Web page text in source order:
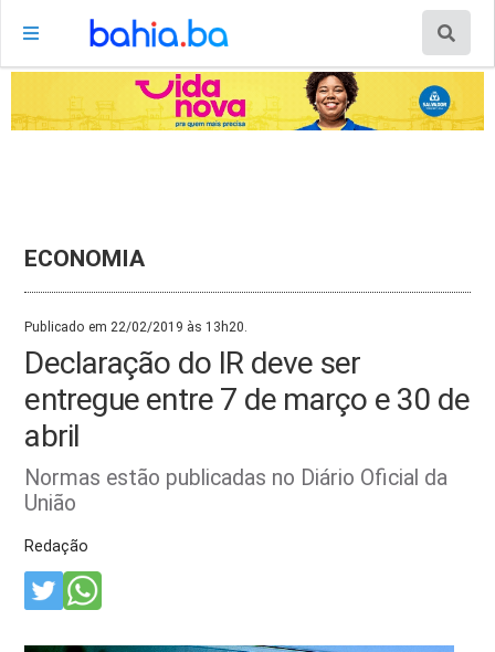
ECONOMIA
Publicado em 22/02/2019 às 13h20.
Declaração do IR deve ser
entregue entre 7 de março e 30 de
abril
Normas estão publicadas no Diário Oficial da
União
Redação